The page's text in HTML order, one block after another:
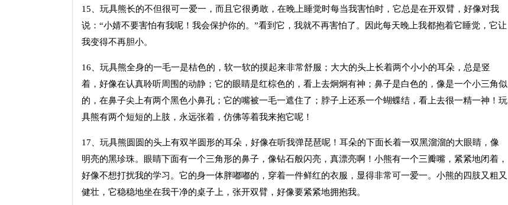
15、玩具熊长的不但很可一爱一，而且它很勇敢，在晚上睡觉时每当我害怕时，它总是在开双臂，好像对我
说：“小婧不要害怕有我呢！我会保护你的。”看到它，我就不再害怕了。因此每天晚上我都抱着它睡觉，它让
我变得不再胆小。
16、玩具熊全身的一毛一是桔色的，软一软的摸起来非常舒服；大大的头上长着两个小小的耳朵，总是竖
着，好像在认真聆听周围的动静；它的眼睛是红棕色的，看上去炯炯有神；鼻子是白色的，像是一个小三角似
的，在鼻子尖上有两个黑色小鼻孔；它的嘴被一毛一遮住了；脖子上还系一个蝴蝶结，看上去很一精一神！玩
具熊有两个短短的上肢，永远张着，仿佛等着我来抱它呢！
17、玩具熊圆圆的头上有双半圆形的耳朵，好像在听我弹琵琶呢！耳朵的下面长着一双黑溜溜的大眼睛，像
明亮的黑珍珠。眼睛下面有一个三角形的鼻子，像钻石般闪亮，真漂亮啊！小熊有一个三瓣嘴，紧紧地闭着，
好像不想打扰我的学习。它的身一体胖嘟嘟的，穿着一件鲜红的衣服，显得非常可一爱一。小熊的四肢又粗又
健壮，它稳稳地坐在我干净的桌子上，张开双臂，好像要紧紧地拥抱我。